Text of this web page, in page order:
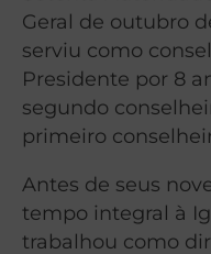
Geral de outubro
serviu como
Presidente por 8
segundo
primeiro
Antes de seus
tempo integral à
trabalhou como